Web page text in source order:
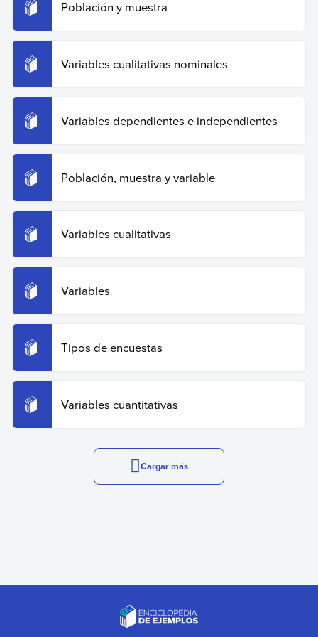
Población y muestra
Variables cualitativas nominales
Variables dependientes e independientes
Población, muestra y variable
Variables cualitativas
Variables
Tipos de encuestas
Variables cuantitativas
Cargar más